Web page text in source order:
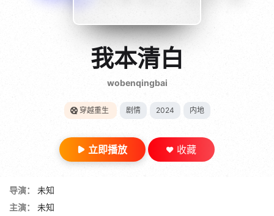
{if condition="$obj.vod_points
28短剧我本清白
wobenqingbai
穿越重生 剧情 2024 内地
立即播放 收藏
导演：
未知
主演：
未知